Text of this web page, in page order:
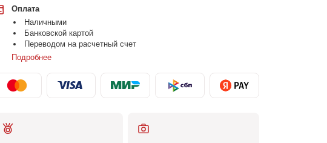
Оплата
Наличными
Банковской картой
Переводом на расчетный счет
Подробнее